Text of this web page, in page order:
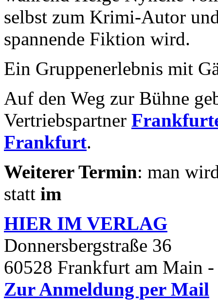
selbst zum Krimi-Autor
spannende Fiktion wird.
Ein Gruppenerlebnis mit
Auf den Weg zur Bühne
Vertriebspartner
Frankfurt.
Weiterer Termin: man
statt im
HIER IM VERLAG
Donnersbergstraße 36
60528 Frankfurt am Main
Zur Anmeldung per Mail